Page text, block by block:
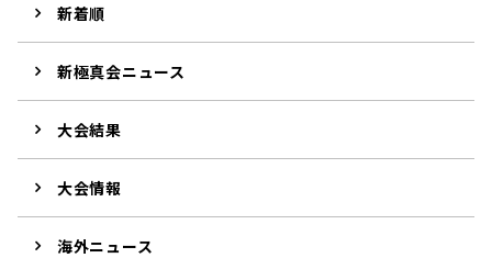
新着順
新極真会ニュース
大会結果
大会情報
海外ニュース